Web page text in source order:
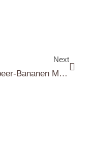
Next
Blaubeer-Bananen Muffins | Blueberry and Banana Muffins